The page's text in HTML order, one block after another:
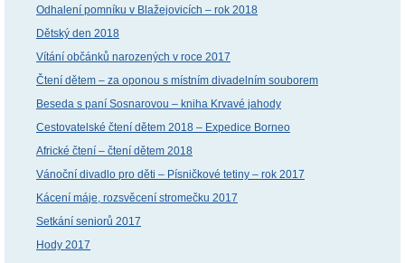
Odhalení pomníku v Blažejovicích – rok 2018
Dětský den 2018
Vítání občánků narozených v roce 2017
Čtení dětem – za oponou s místním divadelním souborem
Beseda s paní Sosnarovou – kniha Krvavé jahody
Cestovatelské čtení dětem 2018 – Expedice Borneo
Africké čtení – čtení dětem 2018
Vánoční divadlo pro děti – Písničkové tetiny – rok 2017
Kácení máje, rozsvěcení stromečku 2017
Setkání seniorů 2017
Hody 2017